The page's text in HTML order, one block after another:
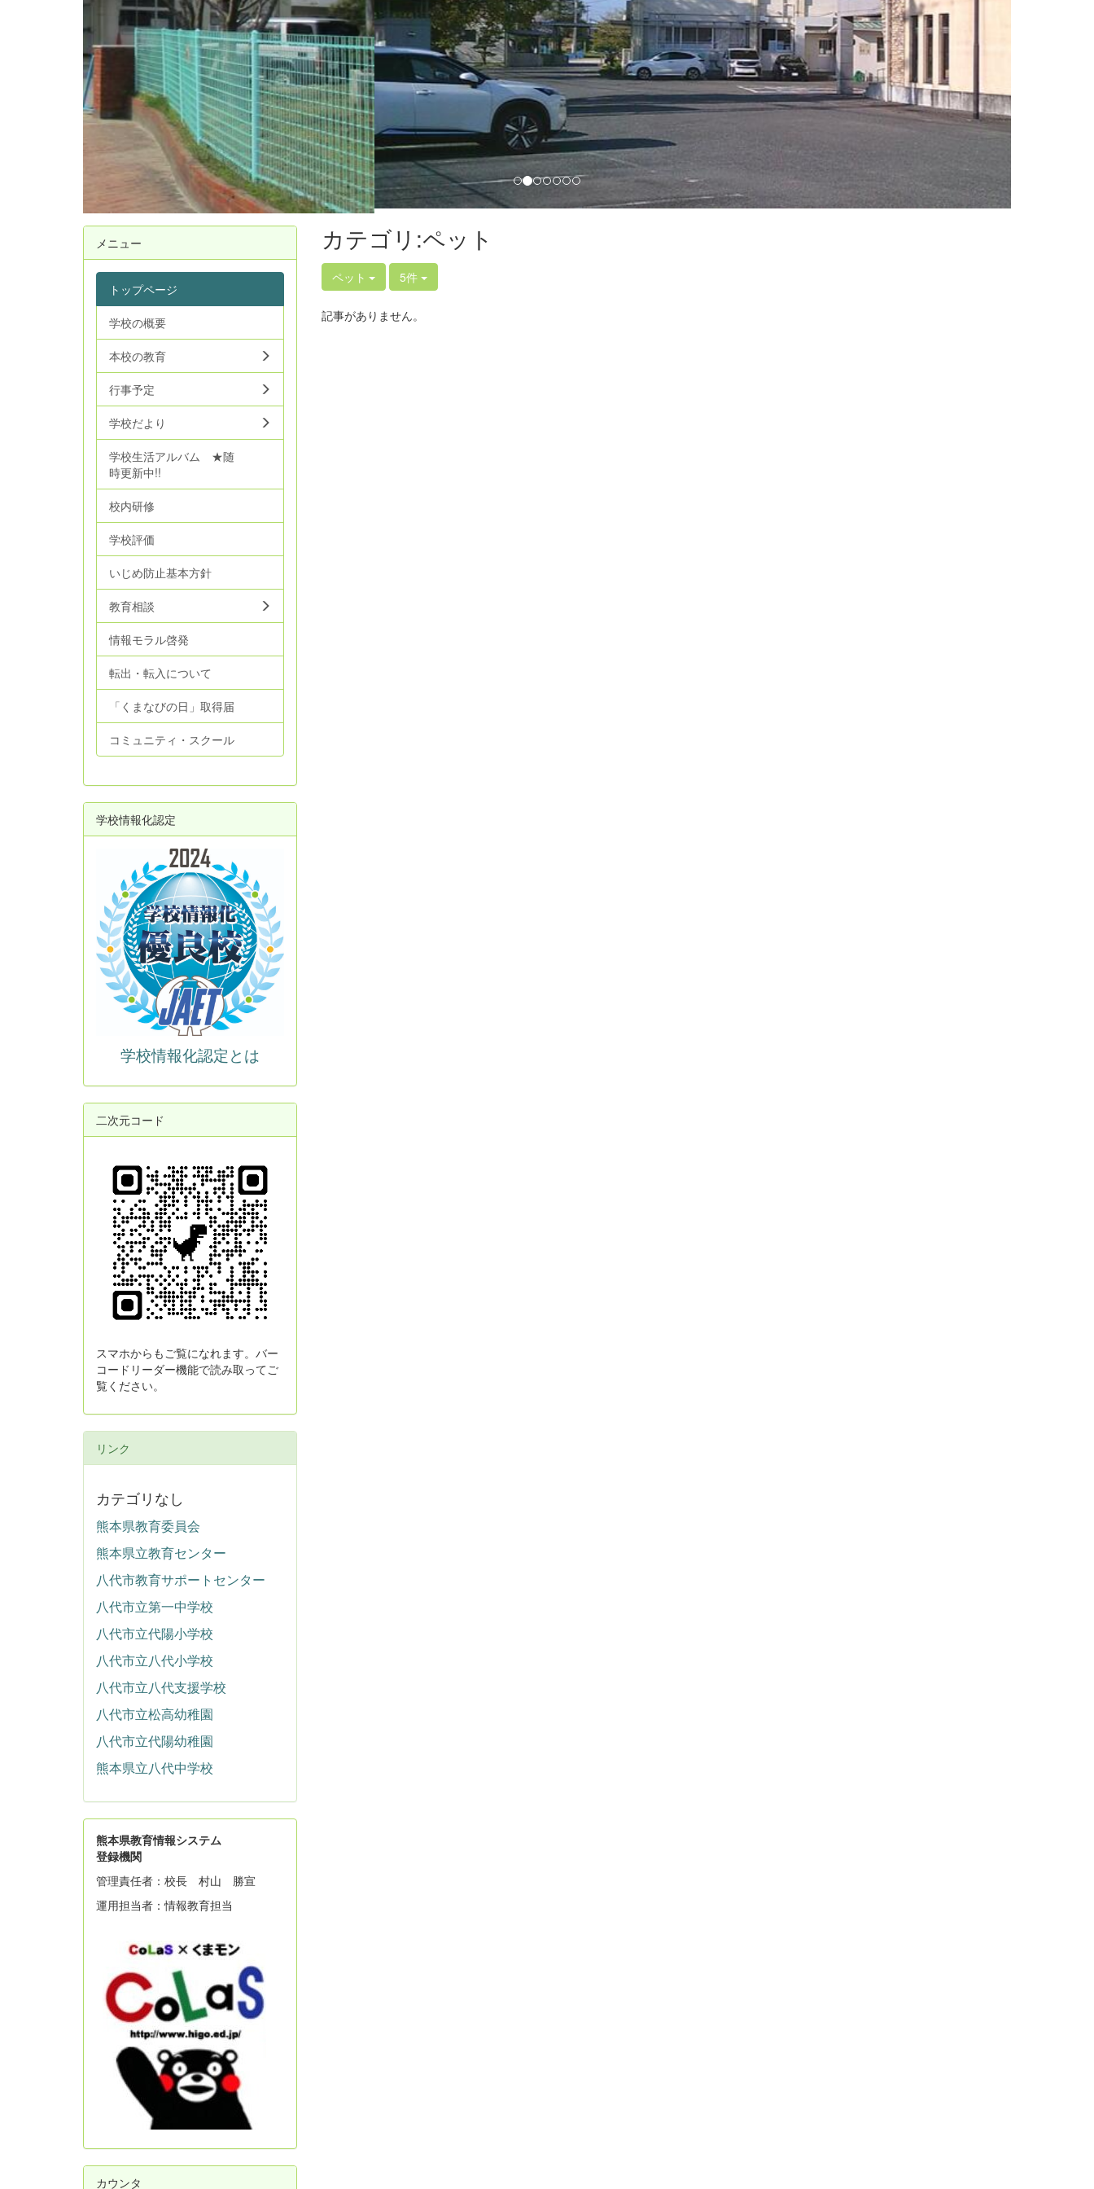
カテゴリ:ペット
ペット 5件
記事がありません。
メニュー
トップページ
学校の概要
本校の教育
行事予定
学校だより
学校生活アルバム ★随
時更新中!!
校内研修
学校評価
いじめ防止基本方針
教育相談
情報モラル啓発
転出・転入について
「くまなびの日」取得届
コミュニティ・スクール
学校情報化認定
学校情報化認定とは
二次元コード
スマホからもご覧になれます。バー
コードリーダー機能で読み取ってご
覧ください。
リンク
カテゴリなし
熊本県教育委員会
熊本県立教育センター
八代市教育サポートセンター
八代市立第一中学校
八代市立代陽小学校
八代市立八代小学校
八代市立八代支援学校
八代市立松高幼稚園
八代市立代陽幼稚園
熊本県立八代中学校
熊本県教育情報システム
登録機関
管理責任者：校長 村山 勝宣
運用担当者：情報教育担当
カウンタ